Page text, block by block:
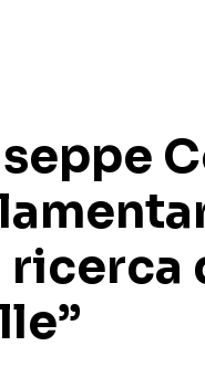
ricerca